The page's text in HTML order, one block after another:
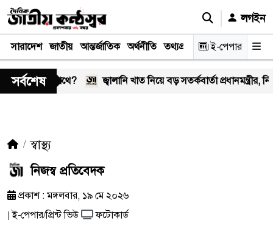
লগইন
সারাদেশ জাতীয় আন্তর্জাতিক অর্থনীতি তথ্যপ্রযুক্তি স্বাস্থ্য আইন-
ই-পেপার
সর্বশেষ
পথে? জ্বালানি খাত নিয়ে বড় সতর্কবার্তা প্রধানমন্ত্রীর, নিয়োগ হবে ১
স্বাস্থ্য
নিজস্ব প্রতিবেদক
প্রকাশ : মঙ্গলবার, ১৯ মে ২০২৬
| ই-পেপার/প্রিন্ট ভিউ ফটোকার্ড